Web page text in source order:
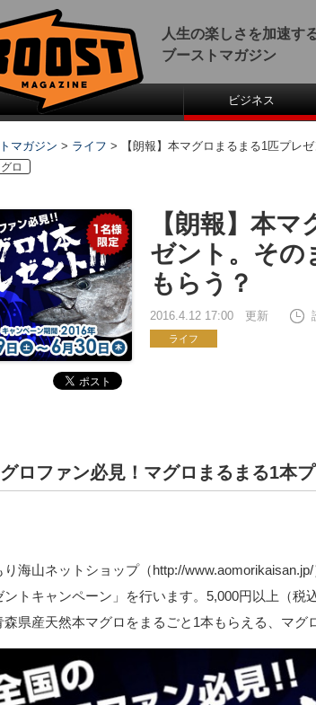
人生の楽しさを加速す
ブーストマガジン
ビジネス
マガジン > ライフ > 【朗報】本マグロまるまる1匹プレ
ロ
【朗報】本
ゼント。その
もらう？
2016.4.12 17:00 更新
ライフ
ロファン必見！マグロまるまる1本
り海山ネットショップ（http://
ントキャンペーン」を行います。5,000円以上（税
森県産天然本マグロをまるごと1本もらえる、マグ